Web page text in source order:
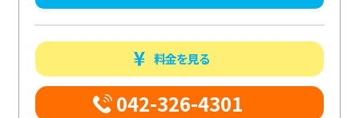
料金を見る
042-326-4301